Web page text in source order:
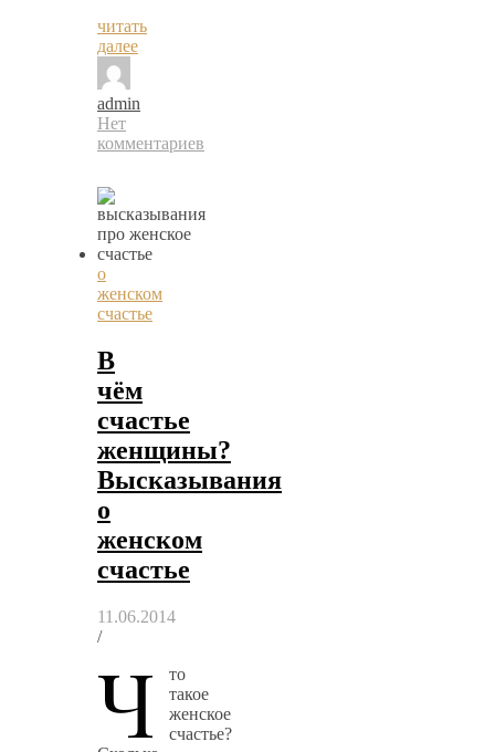
читать
далее
admin
Нет
комментариев
о
женском
счастье
В
чём
счастье
женщины?
Высказывания
о
женском
счастье
11.06.2014
/
Ч
то
такое
женское
счастье?